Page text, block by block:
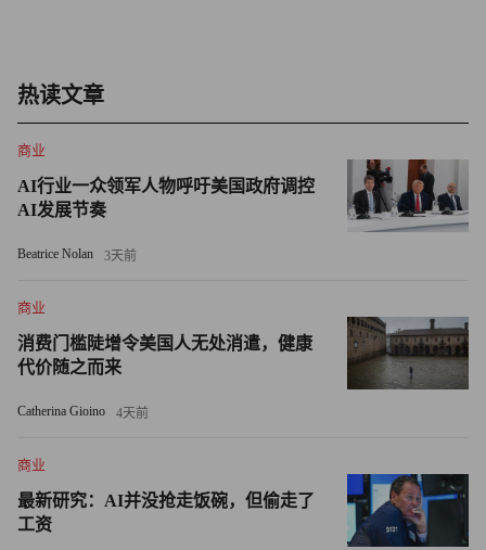
OpenAI的代表未立即回应在非正常工作时间提出的置评请
目前ChatGPT全球周活跃用户约4亿，越来越多人将其视为
私人顾问与情感伴侣。
尽管医疗专家发出警告，但是该工具已成为部分人群的心理
咨询替代品。2024年YouGov的调查显示，在18—29岁的美
国青年中，超半数愿意向AI倾诉心理健康问题。
另外一项研究甚至表明，OpenAI聊天机器人提供的个人建
虽然部分用户称聊天机器人有助于缓解孤独，但关于与AI
聊天机器人互动带来的负面效应的质疑声渐起。主打陪伴功
热读文章
商业
AI行业一众领军人物呼吁美国政府调控
AI发展节奏
Beatrice Nolan 3天前
商业
消费门槛陡增令美国人无处消遣，健康
代价随之而来
Catherina Gioino 4天前
商业
最新研究：AI并没抢走饭碗，但偷走了
工资